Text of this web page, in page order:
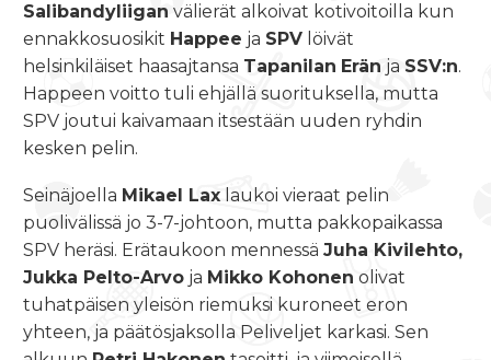
Salibandyliigan välierät alkoivat kotivoitoilla kun
ennakkosuosikit Happee ja SPV löivät
helsinkiläiset haasajtansa Tapanilan Erän ja SSV:n.
Happeen voitto tuli ehjällä suorituksella, mutta
SPV joutui kaivamaan itsestään uuden ryhdin
kesken pelin.
Seinäjoella Mikael Lax laukoi vieraat pelin
puolivälissä jo 3-7-johtoon, mutta pakkopaikassa
SPV heräsi. Erätaukoon mennessä Juha Kivilehto,
Jukka Pelto-Arvo ja Mikko Kohonen olivat
tuhatpäisen yleisön riemuksi kuroneet eron
yhteen, ja päätösjaksolla Peliveljet karkasi. Sen